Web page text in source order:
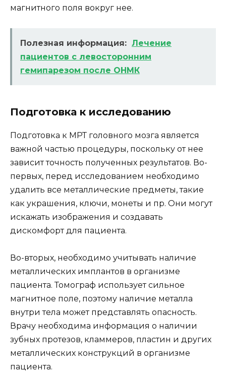
магнитного поля вокруг нее.
Полезная информация: Лечение
пациентов с левосторонним
гемипарезом после ОНМК
Подготовка к исследованию
Подготовка к МРТ головного мозга является
важной частью процедуры, поскольку от нее
зависит точность полученных результатов. Во-
первых, перед исследованием необходимо
удалить все металлические предметы, такие
как украшения, ключи, монеты и пр. Они могут
искажать изображения и создавать
дискомфорт для пациента.
Во-вторых, необходимо учитывать наличие
металлических имплантов в организме
пациента. Томограф использует сильное
магнитное поле, поэтому наличие металла
внутри тела может представлять опасность.
Врачу необходима информация о наличии
зубных протезов, кламмеров, пластин и других
металлических конструкций в организме
пациента.